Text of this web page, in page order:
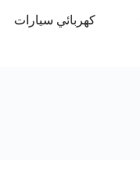
كهربائي سيارات